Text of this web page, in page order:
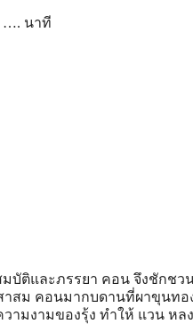
…. นาที
มบัติและภรรยา คอน จึงชักช
สม คอนมากบดานที่ผาขุนทอ
ามงามของรุ้ง ทําให้ แวน หล